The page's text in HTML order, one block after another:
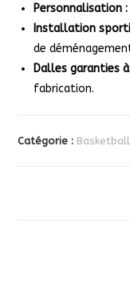
Personnalisation
Installation
de
Dalles garanties
fabrication.
Catégorie :